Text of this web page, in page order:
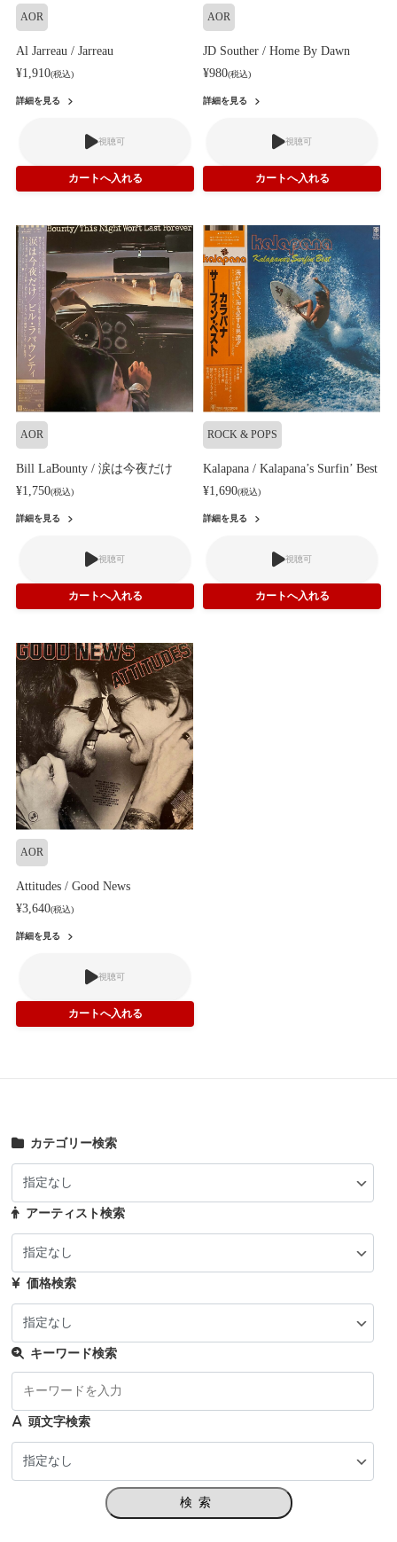
AOR
Al Jarreau / Jarreau
¥1,910(税込)
詳細を見る
視聴可
AOR
JD Souther / Home By Dawn
¥980(税込)
詳細を見る
視聴可
AOR
Bill LaBounty / 涙は今夜だけ
¥1,750(税込)
詳細を見る
視聴可
ROCK & POPS
Kalapana / Kalapana’s Surfin’ Best
¥1,690(税込)
詳細を見る
視聴可
AOR
Attitudes / Good News
¥3,640(税込)
詳細を見る
視聴可
カテゴリー検索
アーティスト検索
価格検索
キーワード検索
頭文字検索
検索